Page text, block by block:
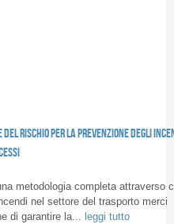
rischio per la prevenzione degli
metodologia completa attraverso
nel settore del trasporto merci
di garantire la... leggi tutto